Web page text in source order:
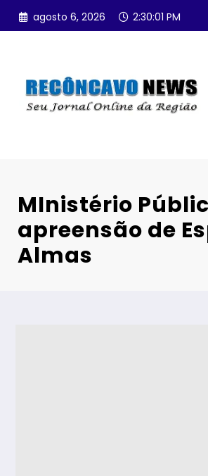
Pular
para
agosto 6, 2026 2:30:01 PM
MInistério
apreensão de
Almas